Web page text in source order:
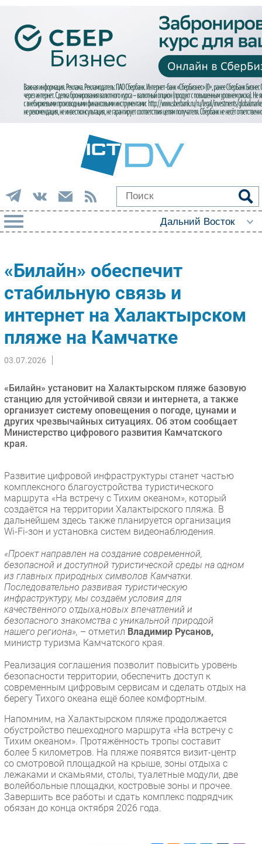
Импорто­замещение
Автоматизация Промышленности
Интернет
Мобильная связь
Фиксированная связь
Интеграция
Маркетинг
Торговые сети
Оборудование
ПО
Кадры
Регулирование
Финансы
Web
Инновации
CIO/Управление ИТ
Гаджеты
Здоровье
РАЗДЕЛЫ
Новости
Аналитика
Интервью
Проекты
IT класс
Тестовый стенд
Каталог компаний
«Билайн» обеспечит
стабильную связь и
интернет на Халактырском
пляже на Камчатке
03.07.2026
«Билайн» установит на Халактырском пляже базовую
станцию для устойчивой связи и интернета, а также
организует систему оповещения о погоде, цунами и
других чрезвычайных ситуациях. Об этом сообщает
Министерство цифрового развития Камчатского
края.
Развитие цифровой инфраструктуры станет частью
комплексного благоустройства туристического
маршрута «На встречу с Тихим океаном», который
создаётся на территории Халактырского пляжа. В
дальнейшем здесь также планируется организация
Wi-Fi-зон и установка систем видеонаблюдения.
«Проект направлен на создание современной,
безопасной и доступной туристической среды на одном
из главных природных символов Камчатки.
Последовательно развивая туристическую
инфраструктуру, мы создаём условия для
качественного отдыха,новых впечатлений и
безопасного знакомства с уникальной природой
нашего региона», – отметил Владимир Русанов,
министр туризма Камчатского края.
Реализация соглашения позволит повысить уровень
безопасности территории, обеспечить доступ к
современным цифровым сервисам и сделать отдых на
берегу Тихого океана ещё более комфортным.
Напомним, на Халактырском пляже продолжается
обустройство пешеходного маршрута «На встречу с
Тихим океаном». Протяжённость тропы составит
более 5 километров. На пляже появятся визит-центр
со смотровой площадкой на крыше, зоны отдыха с
лежаками и скамьями, столы, туалетные модули, две
волейбольные площадки, костровые зоны и прочее.
Завершить все работы и сдать комплекс подрядчик
обязан до конца октября 2026 года.